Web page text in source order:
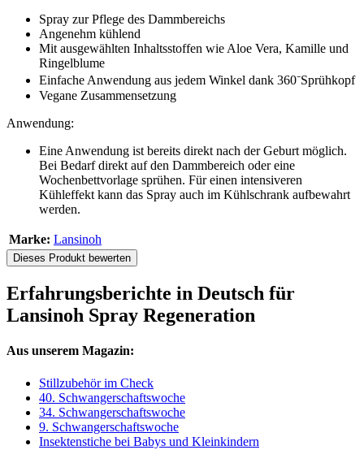
Spray zur Pflege des Dammbereichs
Angenehm kühlend
Mit ausgewählten Inhaltsstoffen wie Aloe Vera, Kamille und
Ringelblume
Einfache Anwendung aus jedem Winkel dank 360⁻Sprühkopf
Vegane Zusammensetzung
Anwendung:
Eine Anwendung ist bereits direkt nach der Geburt möglich.
Bei Bedarf direkt auf den Dammbereich oder eine
Wochenbettvorlage sprühen. Für einen intensiveren
Kühleffekt kann das Spray auch im Kühlschrank aufbewahrt
werden.
Marke: Lansinoh
Dieses Produkt bewerten
Erfahrungsberichte in Deutsch für
Lansinoh Spray Regeneration
Aus unserem Magazin:
Stillzubehör im Check
40. Schwangerschaftswoche
34. Schwangerschaftswoche
9. Schwangerschaftswoche
Insektenstiche bei Babys und Kleinkindern